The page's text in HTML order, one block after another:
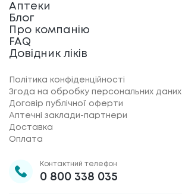
Аптеки
Блог
Про компанію
FAQ
Довідник ліків
Політика конфіденційності
Згода на обробку персональних даних
Договір публічної оферти
Аптечні заклади-партнери
Доставка
Оплата
Контактний телефон
0 800 338 035